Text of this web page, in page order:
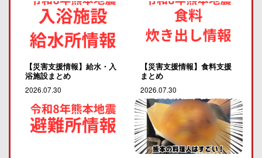
【災害支援情報】給水・入
浴施設まとめ
2026.07.30
【災害支援情報】食料支援
まとめ
2026.07.30